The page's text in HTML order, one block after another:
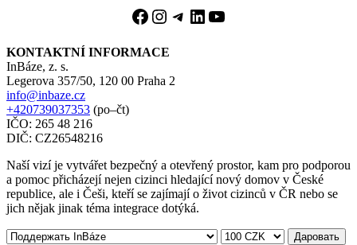
Facebook
Instagram
Telegram
LinkedIn
YouTube
KONTAKTNÍ INFORMACE
InBáze, z. s.
Legerova 357/50, 120 00 Praha 2
info@inbaze.cz
+420739037353 (po–čt)
IČO: 265 48 216
DIČ: CZ26548216
Naší vizí je vytvářet bezpečný a otevřený prostor, kam pro podporou
a pomoc přicházejí nejen cizinci hledající nový domov v České
republice, ale i Češi, kteří se zajímají o život cizinců v ČR nebo se
jich nějak jinak téma integrace dotýká.
Даровать